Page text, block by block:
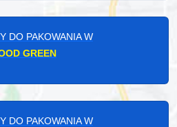
DO PAKOWANIA W
GREEN
DO PAKOWANIA W